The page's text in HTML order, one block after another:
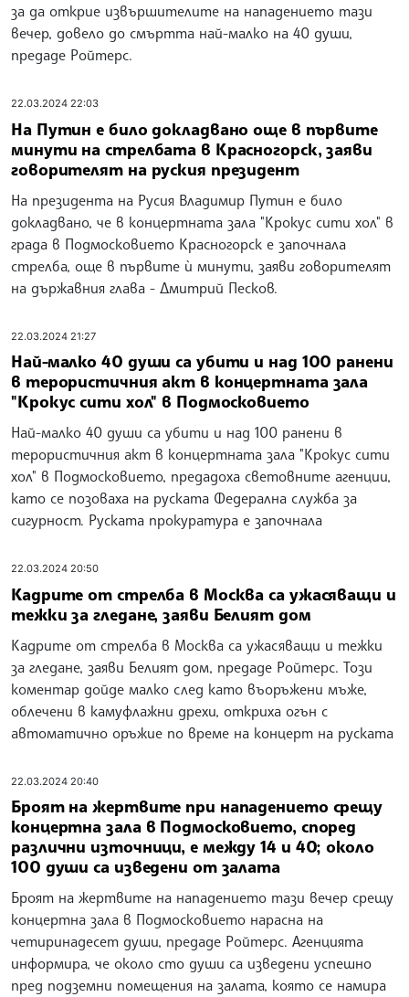
за да открие извършителите на нападението тази
вечер, довело до смъртта най-малко на 40 души,
предаде Ройтерс.
22.03.2024 22:03
На Путин е било докладвано още в първите
минути на стрелбата в Красногорск, заяви
говорителят на руския президент
На президента на Русия Владимир Путин е било
докладвано, че в концертната зала "Крокус сити хол" в
града в Подмосковието Красногорск е започнала
стрелба, още в първите ѝ минути, заяви говорителят
на държавния глава - Дмитрий Песков.
22.03.2024 21:27
Най-малко 40 души са убити и над 100 ранени
в терористичния акт в концертната зала
"Крокус сити хол" в Подмосковието
Най-малко 40 души са убити и над 100 ранени в
терористичния акт в концертната зала "Крокус сити
хол" в Подмосковието, предадоха световните агенции,
като се позоваха на руската Федерална служба за
сигурност. Руската прокуратура е започнала
22.03.2024 20:50
Кадрите от стрелба в Москва са ужасяващи и
тежки за гледане, заяви Белият дом
Кадрите от стрелба в Москва са ужасяващи и тежки
за гледане, заяви Белият дом, предаде Ройтерс. Този
коментар дойде малко след като въоръжени мъже,
облечени в камуфлажни дрехи, откриха огън с
автоматично оръжие по време на концерт на руската
22.03.2024 20:40
Броят на жертвите при нападението срещу
концертна зала в Подмосковието, според
различни източници, е между 14 и 40; около
100 души са изведени от залата
Броят на жертвите на нападението тази вечер срещу
концертна зала в Подмосковието нарасна на
четиринадесет души, предаде Ройтерс. Агенцията
информира, че около сто души са изведени успешно
пред подземни помещения на залата, която се намира